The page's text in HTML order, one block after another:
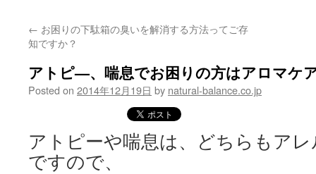
← お困りの下駄箱の臭いを解消する方法ってご存
知ですか？
アトピ—、喘息でお困りの方はアロマケ
Posted on 2014年12月19日 by natural-balance.co.jp
アトピーや喘息は、どちらもア
ですので、